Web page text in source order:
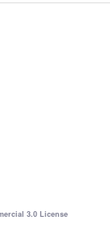
3.0 License